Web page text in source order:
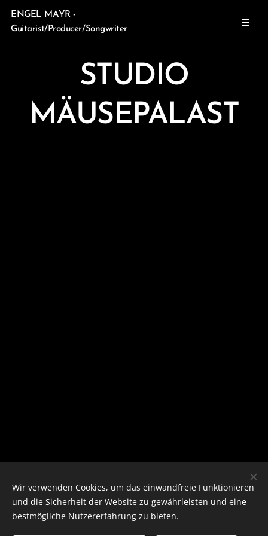
ENGEL MAYR -
Guitarist/Producer/Songwriter
STUDIO
MÄUSEPALAST
Wir verwenden Cookies, um das einwandfreie Funktionieren
und die Sicherheit der Website zu gewährleisten und eine
bestmögliche Nutzererfahrung zu bieten.